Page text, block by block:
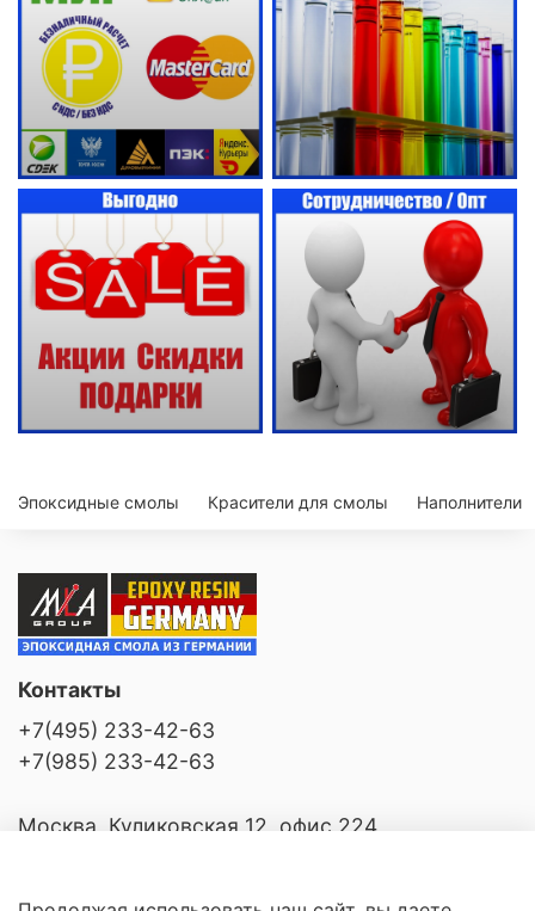
Эпоксидные смолы Красители для смолы Наполнители
Контакты
+7(495) 233-42-63
+7(985) 233-42-63
Москва, Куликовская 12, офис 224